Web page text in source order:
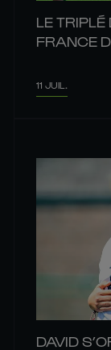
LE
FRANCE
11 JUIL.
DAVID